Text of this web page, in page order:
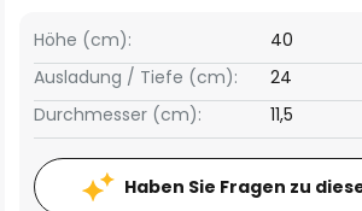
Höhe (cm):
40
Ausladung / Tiefe (cm):
24
Durchmesser (cm):
11,5
Haben Sie Fragen zu